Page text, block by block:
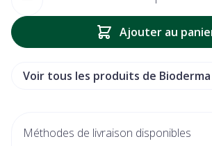
Ajouter au
Voir tous les produits de Bioderma
Méthodes de livraison disponibles